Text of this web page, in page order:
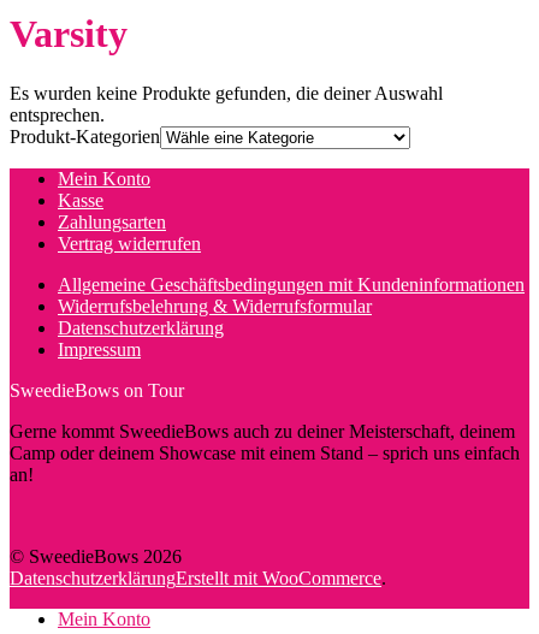
Varsity
Es wurden keine Produkte gefunden, die deiner Auswahl
entsprechen.
Produkt-Kategorien
Mein Konto
Kasse
Zahlungsarten
Vertrag widerrufen
Allgemeine Geschäftsbedingungen mit Kundeninformationen
Widerrufsbelehrung & Widerrufsformular
Datenschutzerklärung
Impressum
SweedieBows on Tour
Gerne kommt SweedieBows auch zu deiner Meisterschaft, deinem
Camp oder deinem Showcase mit einem Stand – sprich uns einfach
an!
© SweedieBows 2026
DatenschutzerklärungErstellt mit WooCommerce.
Mein Konto